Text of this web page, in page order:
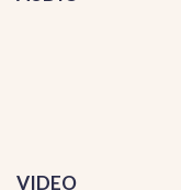
VIDEO